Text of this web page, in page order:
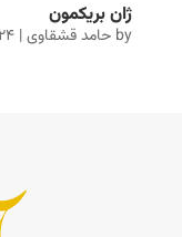
ژان بریکمون
by حامد قشقاوی| ۲۴ مرداد